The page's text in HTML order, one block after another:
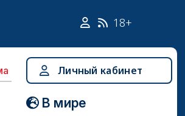
18+
Личный кабинет
В мире